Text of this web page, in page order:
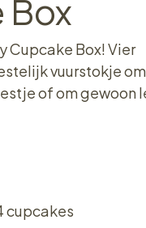
Box
Cupcake Box! Vier
vuurstokje
of om gewoon
cupcakes